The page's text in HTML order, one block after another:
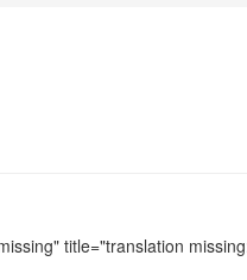
title="translation